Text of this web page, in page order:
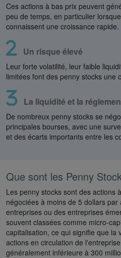
Ces actions à bas prix peuvent
peu de temps, en particulier
connaissent une croissance rapide.
Un risque élevé
Leur forte volatilité, leur faible
limitées font des penny stocks une
La liquidité et la
De nombreux penny stocks se
principales bourses, avec une
et des écarts importants entre les
Que sont les Penny
Les penny stocks sont des actions
négociées à moins de 5 dollars
entreprises ou des entreprises
souvent classées comme micro-
capitalisation, ce qui signifie que la
actions en circulation de
généralement inférieure à 300